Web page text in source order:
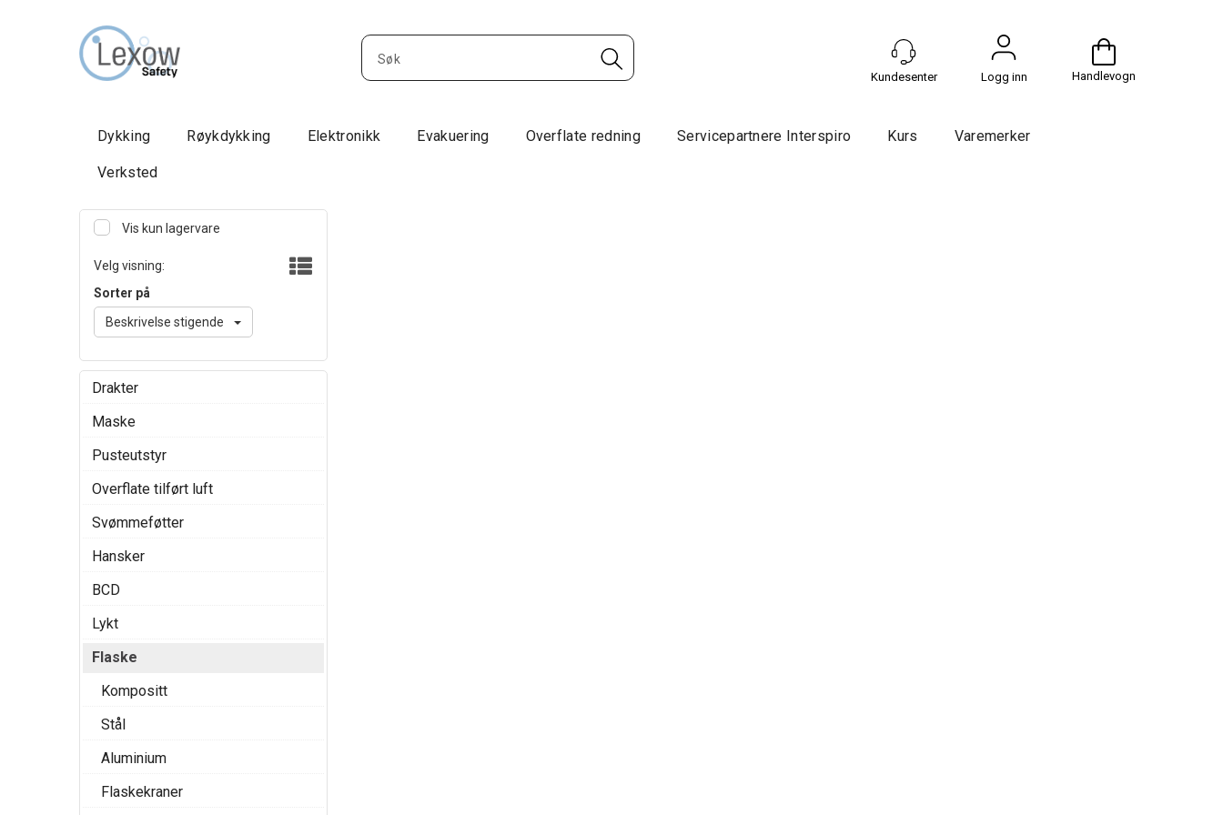
Logg inn Handlevogn
Dykking Røykdykking Elektronikk Evakuering Overflate redning Servicepartnere Interspiro Kurs Varemerker
Verksted
Vis kun lagervare
Velg visning:
Sorter på
Beskrivelse stigende
Drakter
Maske
Pusteutstyr
Overflate tilført luft
Svømmeføtter
Hansker
BCD
Lykt
Flaske
Kompositt
Stål
Aluminium
Flaskekraner